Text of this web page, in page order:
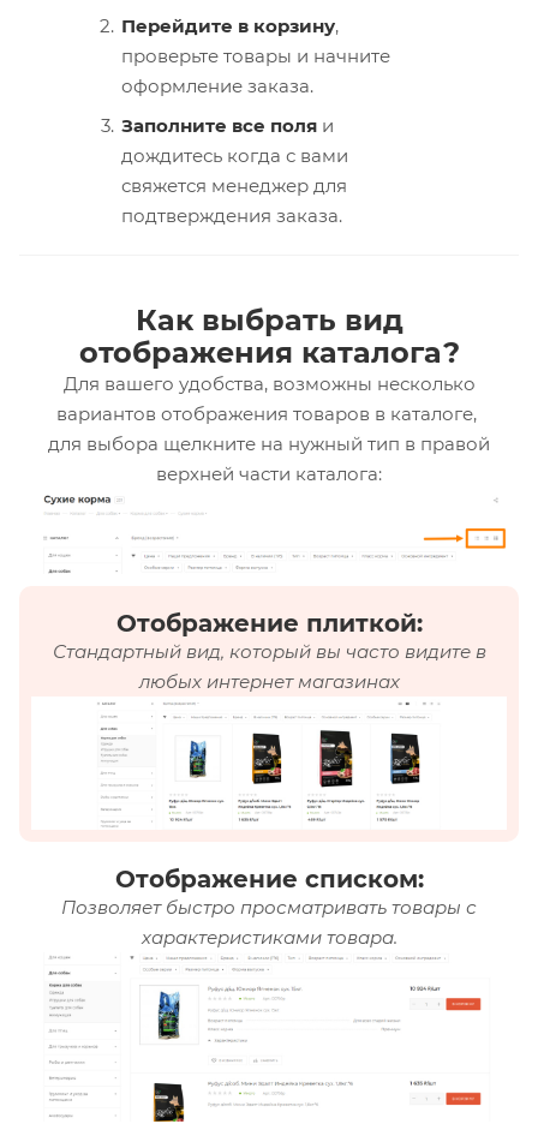
Перейдите в корзину,
проверьте товары и начните
оформление заказа.
Заполните все поля и
дождитесь когда с вами
свяжется менеджер для
подтверждения заказа.
Как выбрать вид
отображения каталога?
Для вашего удобства, возможны несколько
вариантов отображения товаров в каталоге,
для выбора щелкните на нужный тип в правой
верхней части каталога:
Отображение плиткой:
Стандартный вид, который вы часто видите в
любых интернет магазинах
Отображение списком:
Позволяет быстро просматривать товары с
характеристиками товара.